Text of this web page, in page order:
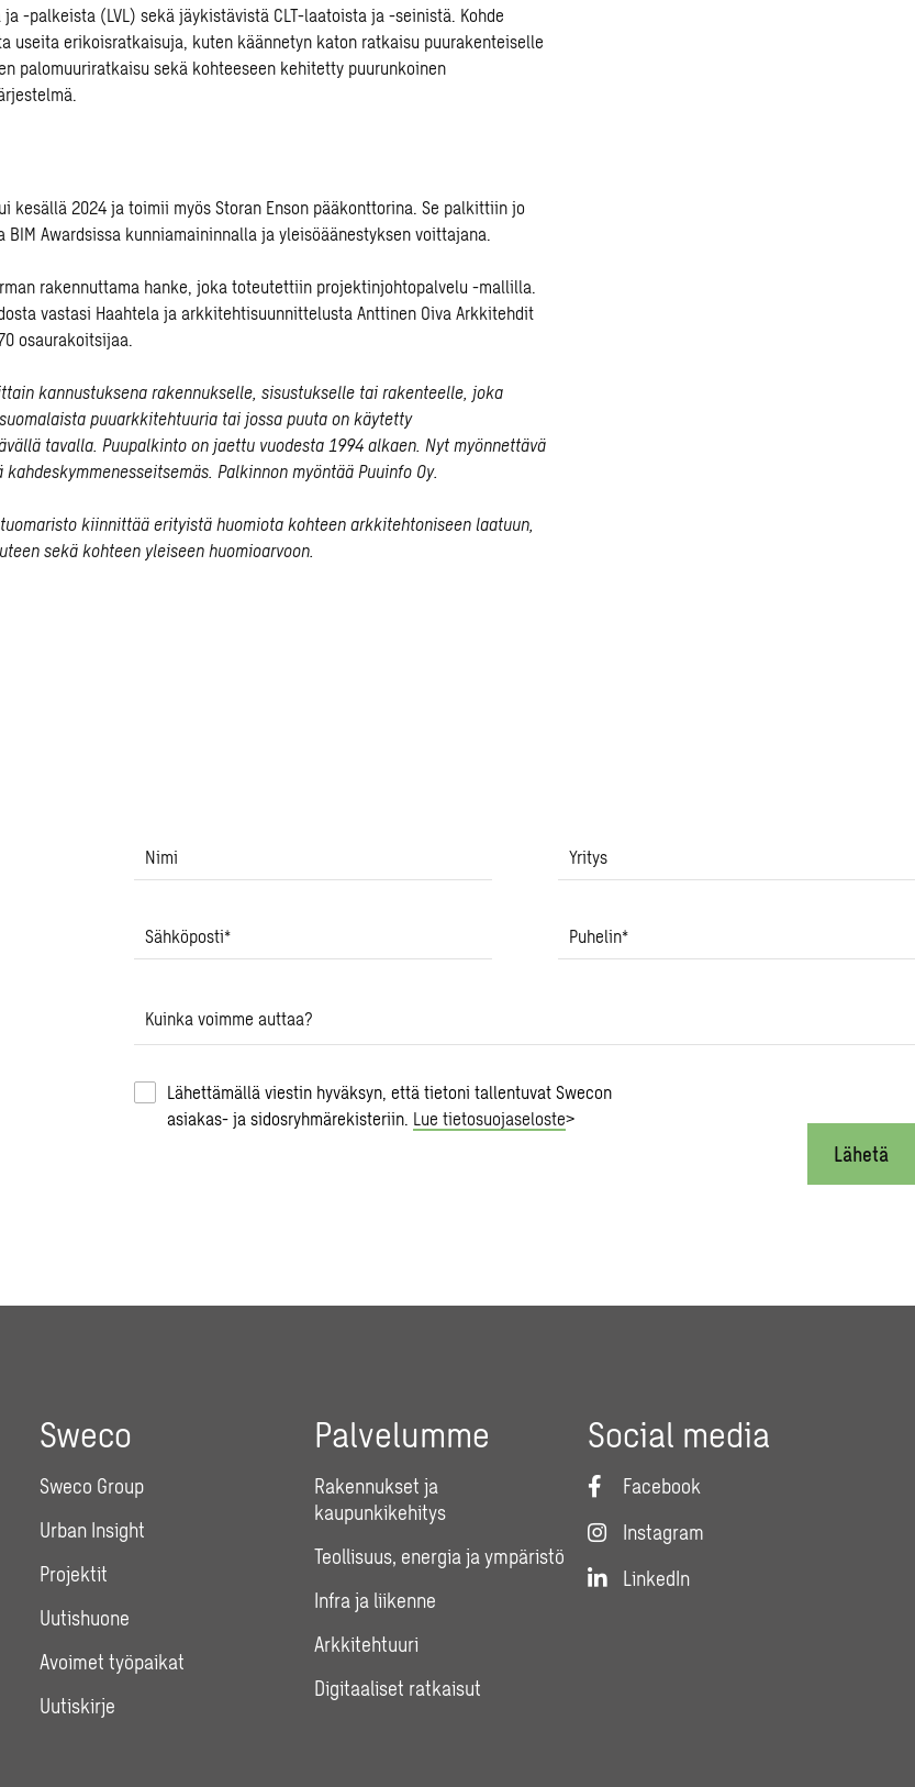
-palkeista (LVL) sekä jäykistävistä CLT-laatoista ja -seinistä. Kohde
useita erikoisratkaisuja, kuten käännetyn katon ratkaisu puurakenteiselle
palomuuriratkaisu sekä kohteeseen kehitetty puurunkoinen
kesällä 2024 ja toimii myös Storan Enson pääkonttorina. Se palkittiin jo
BIM Awardsissa kunniamaininnalla ja yleisöäänestyksen voittajana.
rakennuttama hanke, joka toteutettiin projektinjohtopalvelu -mallilla.
vastasi Haahtela ja arkkitehtisuunnittelusta Anttinen Oiva Arkkitehdit
osaurakoitsijaa.
kannustuksena rakennukselle, sisustukselle tai rakenteelle, joka
puuarkkitehtuuria tai jossa puuta on käytetty
tavalla. Puupalkinto on jaettu vuodesta 1994 alkaen. Nyt myönnettävä
Palkinnon myöntää Puuinfo Oy.
kiinnittää erityistä huomiota kohteen arkkitehtoniseen laatuun,
sekä kohteen yleiseen huomioarvoon.
Nimi Yritys
Sähköposti* Puhelin*
Kuinka voimme auttaa?
Lähettämällä viestin hyväksyn, että tietoni tallentuvat Swecon
asiakas- ja sidosryhmärekisteriin. Lue tietosuojaseloste>
Lähetä
Sweco
Sweco Group
Urban Insight
Projektit
Uutishuone
Avoimet työpaikat
Uutiskirje
Palvelumme
Rakennukset ja
kaupunkikehitys
Teollisuus, energia ja ympäristö
Infra ja liikenne
Arkkitehtuuri
Digitaaliset ratkaisut
Social media
Facebook
Instagram
LinkedIn